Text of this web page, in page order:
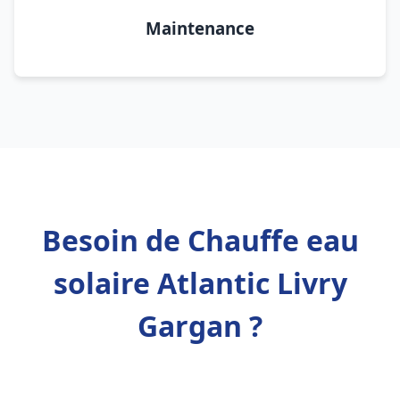
Maintenance
Besoin de Chauffe eau
solaire Atlantic Livry
Gargan ?